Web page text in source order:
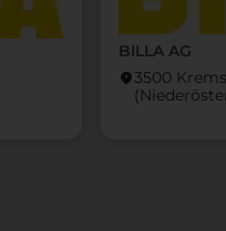
BILLA AG
location_on3500